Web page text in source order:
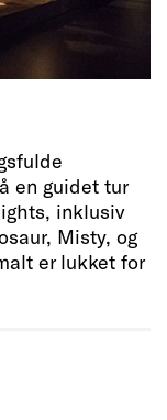
en guidet tur
inklusiv
Misty, og
er lukket for